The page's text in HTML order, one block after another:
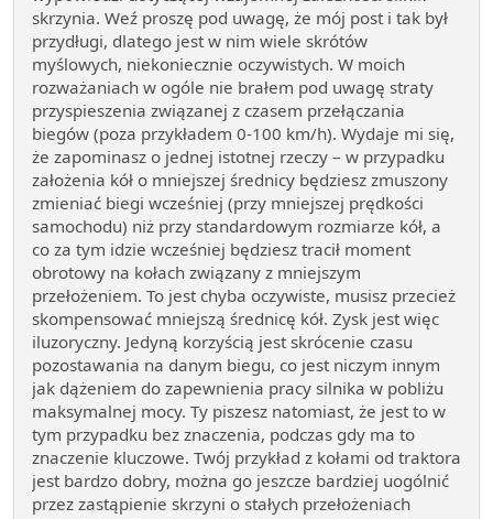
skrzynia. Weź proszę pod uwagę, że mój post i tak był
przydługi, dlatego jest w nim wiele skrótów
myślowych, niekoniecznie oczywistych. W moich
rozważaniach w ogóle nie brałem pod uwagę straty
przyspieszenia związanej z czasem przełączania
biegów (poza przykładem 0-100 km/h). Wydaje mi się,
że zapominasz o jednej istotnej rzeczy – w przypadku
założenia kół o mniejszej średnicy będziesz zmuszony
zmieniać biegi wcześniej (przy mniejszej prędkości
samochodu) niż przy standardowym rozmiarze kół, a
co za tym idzie wcześniej będziesz tracił moment
obrotowy na kołach związany z mniejszym
przełożeniem. To jest chyba oczywiste, musisz przecież
skompensować mniejszą średnicę kół. Zysk jest więc
iluzoryczny. Jedyną korzyścią jest skrócenie czasu
pozostawania na danym biegu, co jest niczym innym
jak dążeniem do zapewnienia pracy silnika w pobliżu
maksymalnej mocy. Ty piszesz natomiast, że jest to w
tym przypadku bez znaczenia, podczas gdy ma to
znaczenie kluczowe. Twój przykład z kołami od traktora
jest bardzo dobry, można go jeszcze bardziej uogólnić
przez zastąpienie skrzyni o stałych przełożeniach